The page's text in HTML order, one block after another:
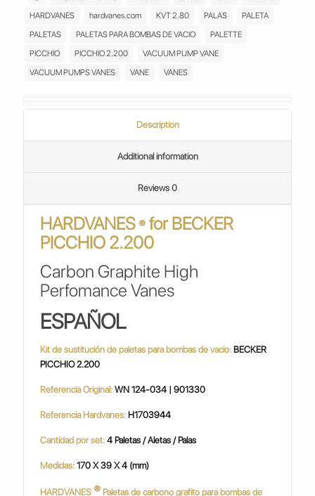
PALAS
PALETTE
H170394/4
HARDVANES
hardvanes.com KVT 2.80 PALAS
PALETA
PALETAS
PALETAS PARA BOMBAS DE VACIO
PALETTE
PICCHIO
PICCHIO 2.200
VACUUM PUMP VANE
VACUUM PUMPS VANES
VANE VANES
Description
Additional information
Reviews 0
HARDVANES ® forBECKER
PICCHIO 2.200
Carbon Graphite High
Perfomance Vanes
ESPAÑOL
Kit de sustitución de paletas para bombas de vacio: BECKER
PICCHIO 2.200
Referencia Original:WN 124-034 | 901330
Referencia Hardvanes: H1703944
Cantidad por set: 4 Paletas / Aletas / Palas
Medidas:170 X 39 X 4 (mm)
HARDVANES ® Paletas de carbono grafito para bombas de